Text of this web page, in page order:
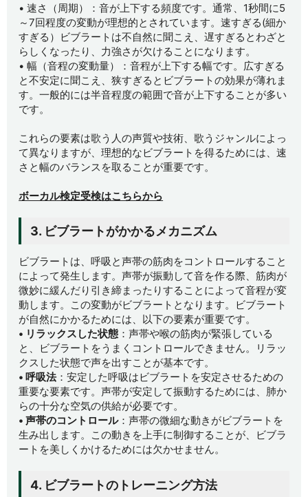
• 速さ（周期）：音が上下する頻度です。通常、1秒間に5
～7回程度の変動が理想的とされています。速すぎる(細か
すぎる）ビブラートは不自然に聞こえ、遅すぎるとわざと
らしくなったり、力強さが欠けることになります。
• 幅（音程の変動量）：音程が上下する幅です。広すぎる
と不安定に聞こえ、狭すぎるとビブラートの効果が薄れま
す。一般的には半音程度の範囲で音が上下することが多い
です。
これらの要素は歌う人の声質や技術、歌うジャンルによっ
て異なりますが、理想的なビブラートを得るためには、速
さと幅のバランスを取ることが重要です。
ボーカル検定受検はこちらから
3. ビブラートがかかるメカニズム
ビブラートは、呼吸と声帯の筋肉をコントロールすること
によって発生します。声帯が振動して音を作る際、筋肉が
微妙に緩んだり引き締まったりすることによって音程が変
動します。この変動がビブラートとなります。ビブラート
が自然にかかるためには、以下の要素が重要です。
• リラックスした状態 ：声帯や喉の筋肉が緊張している
と、ビブラートをうまくコントロールできません。リラッ
クスした状態で声を出すことが基本です。
• 呼吸法：安定した呼吸はビブラートを安定させるための
重要な要素です。声帯が安定して振動するためには、肺か
らの十分な空気の供給が必要です。
• 声帯のコントロール：声帯の微細な動きがビブラートを
生み出します。この動きを上手に制御することが、ビブラ
ートを美しくかけるためには欠かせません。
4. ビブラートのトレーニング方法